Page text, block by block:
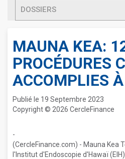
DOSSIERS
MAUNA KEA:
PROCÉDURES
ACCOMPLIES
Publié le 19 Septembre 2023
Copyright © 2026 CercleFinance
-
(CercleFinance.com) - Mauna Kea
l'Institut d'Endoscopie d'Hawaï